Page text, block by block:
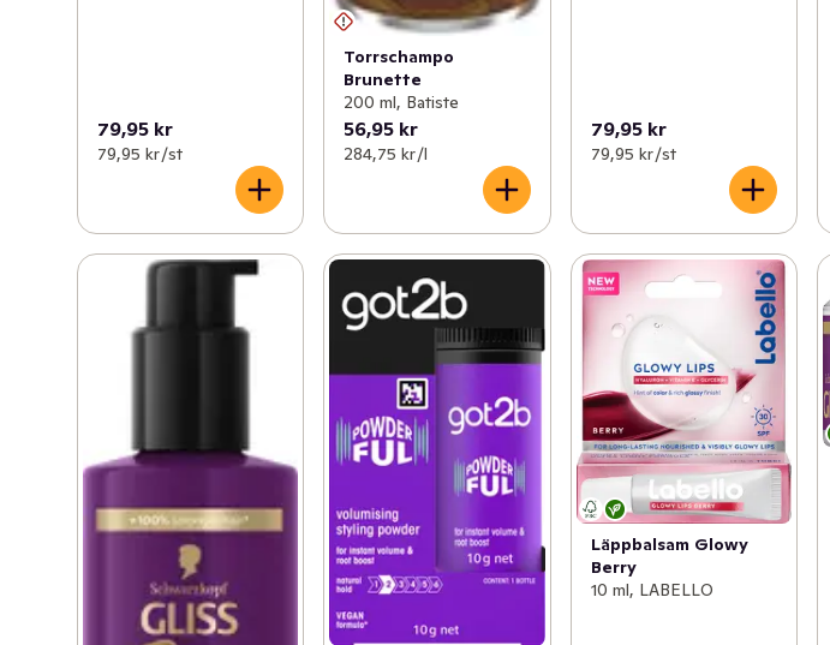
79,95 kr
79,95 kr /st
Torrschampo
Brunette
200 ml, Batiste
56,95 kr
284,75 kr /l
79,95 kr
79,95 kr /st
Läppbalsam Glowy
Berry
10 ml, LABELLO